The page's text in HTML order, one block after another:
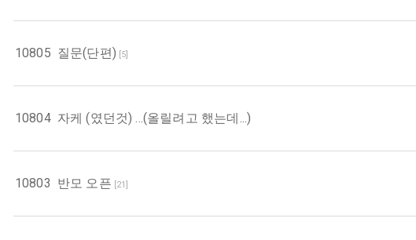
10805 질문(단편) [5]
10804 자케 (였던것) ...(올릴려고 했는데...)
10803 반모 오픈 [21]